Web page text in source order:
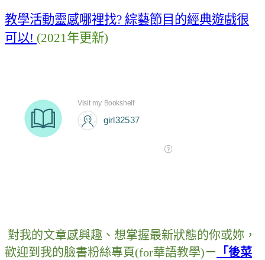
教學活動靈感哪裡找? 綜藝節目的經典遊戲很
可以! (2021年更新)
對我的文章感興趣 、 想掌握最新狀態的你或妳 ，
歡迎到我的臉書粉絲專頁(for華語教學)－ 「後菜